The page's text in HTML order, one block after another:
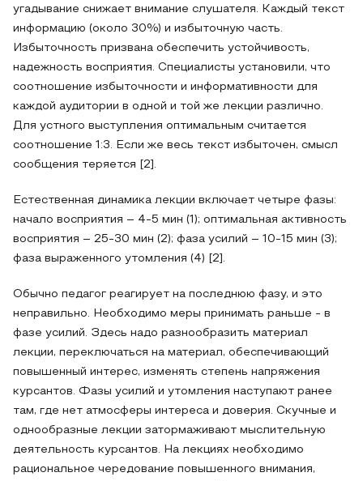
угадывание снижает внимание слушателя. Каждый текст
информацию (около 30%) и избыточную часть.
Избыточность призвана обеспечить устойчивость,
надежность восприятия. Специалисты установили, что
соотношение избыточности и информативности для
каждой аудитории в одной и той же лекции различно.
Для устного выступления оптимальным считается
соотношение 1:3. Если же весь текст избыточен, смысл
сообщения теряется [2].
Естественная динамика лекции включает четыре фазы:
начало восприятия – 4-5 мин (1); оптимальная активность
восприятия – 25-30 мин (2); фаза усилий – 10-15 мин (3);
фаза выраженного утомления (4) [2].
Обычно педагог реагирует на последнюю фазу, и это
неправильно. Необходимо меры принимать раньше - в
фазе усилий. Здесь надо разнообразить материал
лекции, переключаться на материал, обеспечивающий
повышенный интерес, изменять степень напряжения
курсантов. Фазы усилий и утомления наступают ранее
там, где нет атмосферы интереса и доверия. Скучные и
однообразные лекции затормаживают мыслительную
деятельность курсантов. На лекциях необходимо
рациональное чередование повышенного внимания,